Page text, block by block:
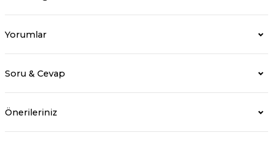
Yorumlar
Soru & Cevap
Önerileriniz